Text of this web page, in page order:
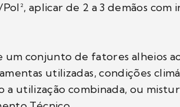
aplicar de 2 a 3 demãos com
conjunto de fatores alheios
utilizadas, condições
a utilização combinada, ou